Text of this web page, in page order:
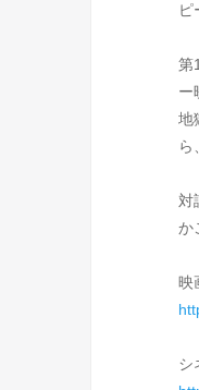
ピ
第
ー
地
ら
対
か
映
シ